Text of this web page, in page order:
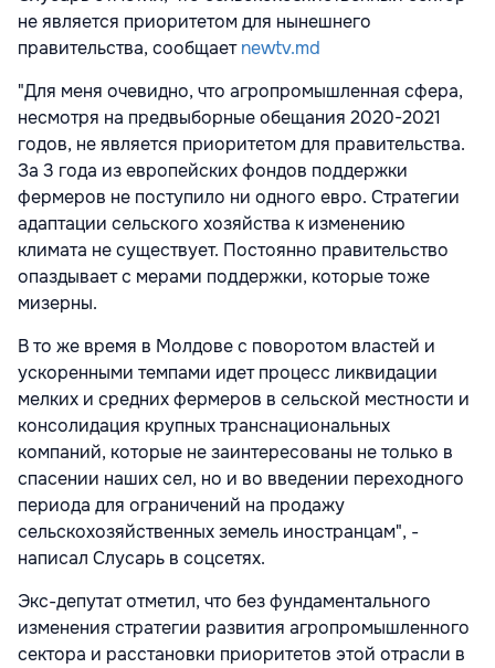
не является приоритетом для нынешнего
правительства, сообщаетnewtv.md
"Для меня очевидно, что агропромышленная сфера,
несмотря на предвыборные обещания 2020-2021
годов, не является приоритетом для правительства.
За 3 года из европейских фондов поддержки
фермеров не поступило ни одного евро. Стратегии
адаптации сельского хозяйства к изменению
климата не существует. Постоянно правительство
опаздывает с мерами поддержки, которые тоже
мизерны.
В то же время в Молдове с поворотом властей и
ускоренными темпами идет процесс ликвидации
мелких и средних фермеров в сельской местности и
консолидация крупных транснациональных
компаний, которые не заинтересованы не только в
спасении наших сел, но и во введении переходного
периода для ограничений на продажу
сельскохозяйственных земель иностранцам", -
написал Слусарь в соцсетях.
Экс-депутат отметил, что без фундаментального
изменения стратегии развития агропромышленного
сектора и расстановки приоритетов этой отрасли в